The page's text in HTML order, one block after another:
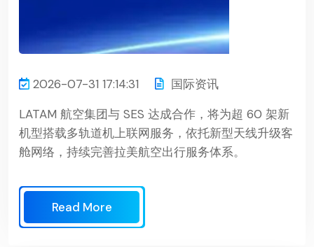
2026-07-31 17:14:31
国际资讯
LATAM 航空集团与 SES 达成合作，将为超 60 架新
机型搭载多轨道机上联网服务，依托新型天线升级客
舱网络，持续完善拉美航空出行服务体系。
Read More